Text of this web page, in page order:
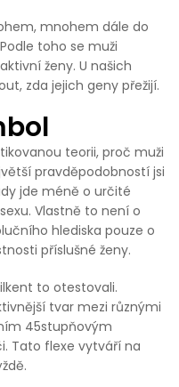
mnohem dále do
toho se muži
ženy. U našich
zda jejich geny přežijí.
teorii, proč muži
pravděpodobností jsi
jde méně o určité
Vlastně to není o
hlediska pouze o
příslušné ženy.
to otestovali.
tvar mezi různými
45stupňovým
Tato flexe vytváří na